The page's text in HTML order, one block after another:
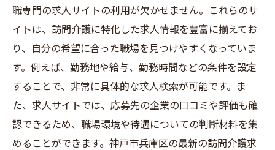
職専門の求人サイトの利用が欠かせません。これらのサ
イトは、訪問介護に特化した求人情報を豊富に揃えてお
り、自分の希望に合った職場を見つけやすくなっていま
す。例えば、勤務地や給与、勤務時間などの条件を設定
することで、非常に具体的な求人検索が可能です。ま
た、求人サイトでは、応募先の企業の口コミや評価も確
認できるため、職場環境や待遇についての判断材料を集
めることができます。神戸市兵庫区の最新の訪問介護求